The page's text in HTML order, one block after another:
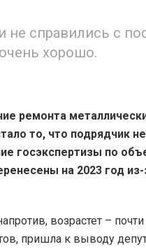
не справились с
хорошо.
ремонта
то, что подрядчик
госэкспертизы по
на 2023 год
возрастет –
пришла к выводу